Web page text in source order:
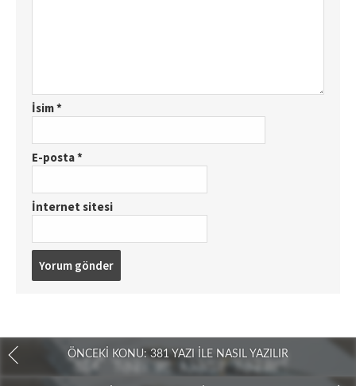
İsim*
E-posta*
İnternet sitesi
ÖNCEKI KONU: 381 YAZI İLE NASIL YAZILIR